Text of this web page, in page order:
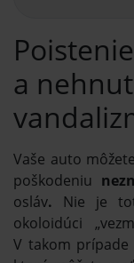
a
Vaše auto
poškodeniu
osláv. Nie je
okoloidúci
V takom prípade